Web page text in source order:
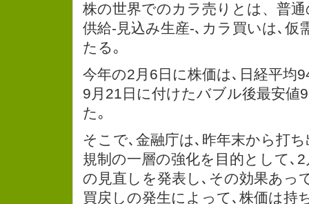
株の世界でのカラ売りとは、普
供給-見込み生産-､カラ買いは､仮
たる｡
今年の2月6日に株価は､日経平均
9月21日に付けたバブル後最安値
た｡
そこで､金融庁は､昨年末から打
規制の一層の強化を目的として､
の見直しを発表し､その効果あっ
買戻しの発生によって､株価は持